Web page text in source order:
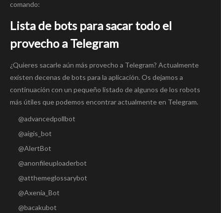
comando:
Lista de bots para sacar todo el
provecho a Telegram
¿Quieres sacarle aún más provecho a Telegram? Actualmente
existen decenas de bots para la aplicación. Os dejamos a
continuación con un pequeño listado de algunos de los robots
más útiles que podemos encontrar actualmente en Telegram.
@advancedpollbot
@aigis_bot
@AlertBot
@anonfileuploaderbot
@atthemeglossarybot
@Axenia_Bot
@bacakubot